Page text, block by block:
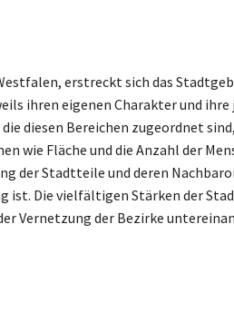
erstreckt sich das
ihren eigenen Charakter und
diesen Bereichen zugeordnet
wie Fläche und die Anzahl der
der Stadtteile und deren
ist. Die vielfältigen Stärken der
Vernetzung der Bezirke